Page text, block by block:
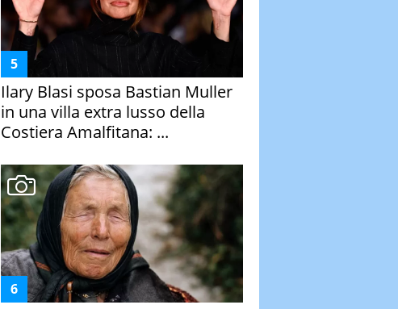
Ilary Blasi sposa Bastian Muller
in una villa extra lusso della
Costiera Amalfitana: ...